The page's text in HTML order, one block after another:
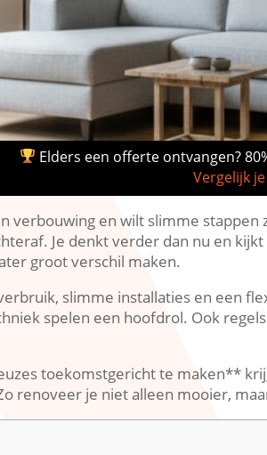
Elders een offerte ontvangen?
Vergelijk
verbouwing en wilt slimme
Je denkt verder dan nu en
groot verschil maken.​
slimme installaties en een
spelen een hoofdrol.​ Ook
toekomstgericht te maken**
renoveer je niet alleen mooier,